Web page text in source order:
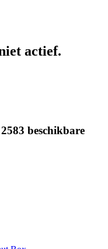
actief.
beschikbare